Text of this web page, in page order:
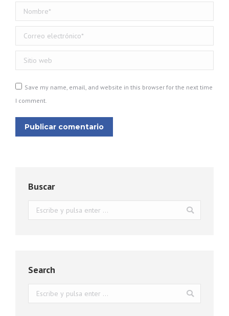
Nombre *
Correo electrónico *
Sitio web
Save my name, email, and website in this browser for the next time
I comment.
Publicar comentario
Buscar
Buscar:
Search
Buscar: